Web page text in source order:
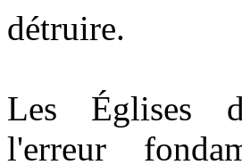
détruire.
Les Églises
l'erreur